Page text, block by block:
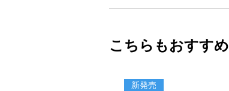
こちらもおすすめ
新発売